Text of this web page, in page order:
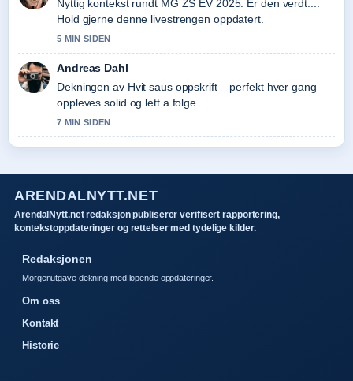
Nyttig kontekst rundt MG ZS EV 2025: Er den verdt....
Hold gjerne denne livestrengen oppdatert.
5 MIN SIDEN
Andreas Dahl
Dekningen av Hvit saus oppskrift – perfekt hver gang
oppleves solid og lett a folge.
7 MIN SIDEN
ARENDALNYTT.NET
ArendalNytt.net redaksjon publiserer verifisert rapportering,
kontekstoppdateringer og rettelser med tydelige kilder.
Redaksjonen
Morgenutgave dekning med lopende oppdateringer.
Om oss
Kontakt
Historie